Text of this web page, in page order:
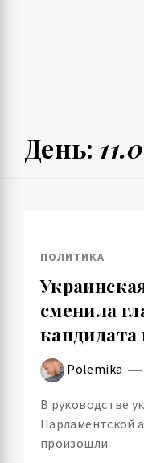
День:
ПОЛИТИКА
сменила
Polemika
В руководстве
Парламентской
произошли